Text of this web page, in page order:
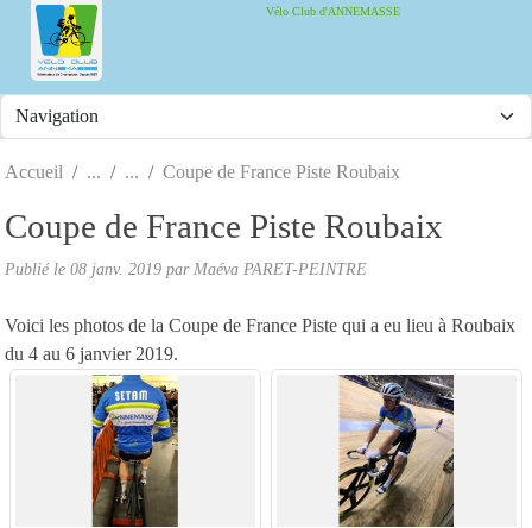
Vélo Club d'ANNEMASSE
Accueil Coupe de France Piste Roubaix
Coupe de France Piste Roubaix
Publié le 08 janv. 2019 par Maéva PARET-PEINTRE
Voici les photos de la Coupe de France Piste qui a eu lieu à Roubaix
du 4 au 6 janvier 2019.
Panneau de gestion des cookies